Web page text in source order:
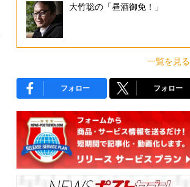
大竹聡の「昼酒御免！」
一覧を見る
フォロー フォロー